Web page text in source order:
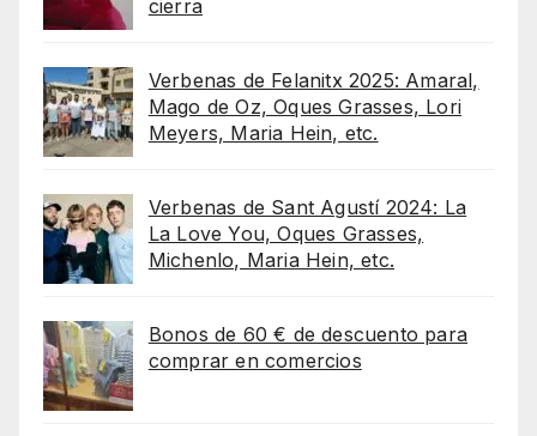
cierra
Verbenas de Felanitx 2025: Amaral,
Mago de Oz, Oques Grasses, Lori
Meyers, Maria Hein, etc.
Verbenas de Sant Agustí 2024: La
La Love You, Oques Grasses,
Michenlo, Maria Hein, etc.
Bonos de 60 € de descuento para
comprar en comercios